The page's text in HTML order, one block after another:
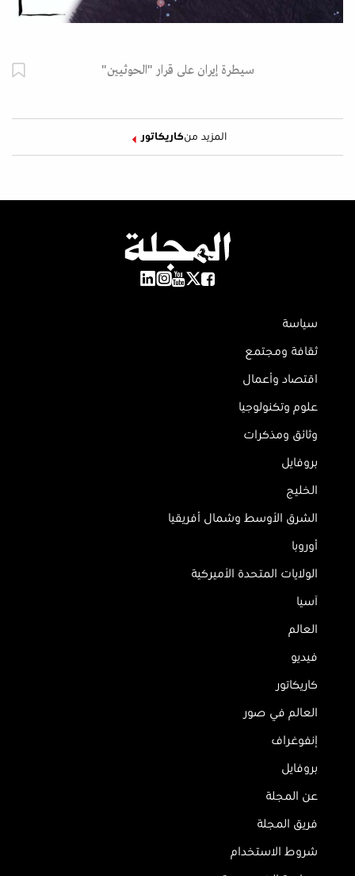
سيطرة إيران على قرار "الحوثيين"
المزيد منكاريكاتور
سياسة
ثقافة ومجتمع
اقتصاد وأعمال
علوم وتكنولوجيا
وثائق ومذكرات
بروفايل
الخليج
الشرق الأوسط وشمال أفريقيا
أوروبا
الولايات المتحدة الأميركية
آسيا
العالم
فيديو
كاريكاتور
العالم في صور
إنفوغراف
بروفايل
عن المجلة
فريق المجلة
شروط الاستخدام